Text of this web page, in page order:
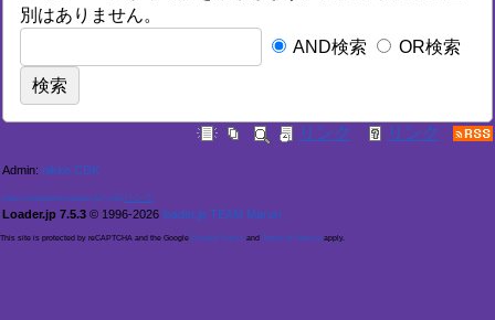
別はありません。
AND検索
OR検索
Admin: nikke CDK
https://neogamma.loader.jp/?.html
Loader.jp 7.5.3 © 1996-2026 loader.jp TEAM Maruri
This site is protected by reCAPTCHA and the Google Privacy Policy and Terms of Service apply.